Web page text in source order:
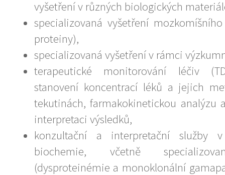
vyšetření v různých biologických
specializovaná vyšetření
proteiny),
specializovaná vyšetření v rámci
terapeutické monitorování léčiv
stanovení koncentrací léků a jejich
tekutinách, farmakokinetickou analýzu
interpretaci výsledků,
konzultační a interpretační služby
biochemie, včetně
(dysproteinémie a monoklonální